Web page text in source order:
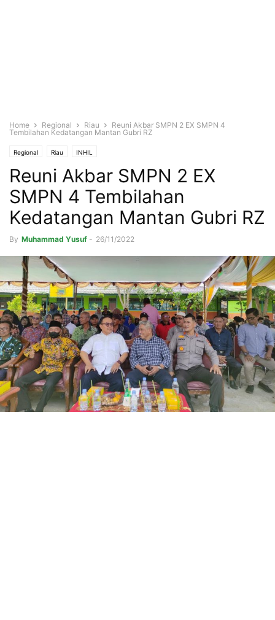
Home Regional Riau
Reuni Akbar SMPN 2 EX SMPN 4
Tembilahan Kedatangan Mantan Gubri RZ
Regional Riau INHIL
Reuni Akbar SMPN 2 EX
SMPN 4 Tembilahan
Kedatangan Mantan Gubri RZ
By Muhammad Yusuf - 26/11/2022